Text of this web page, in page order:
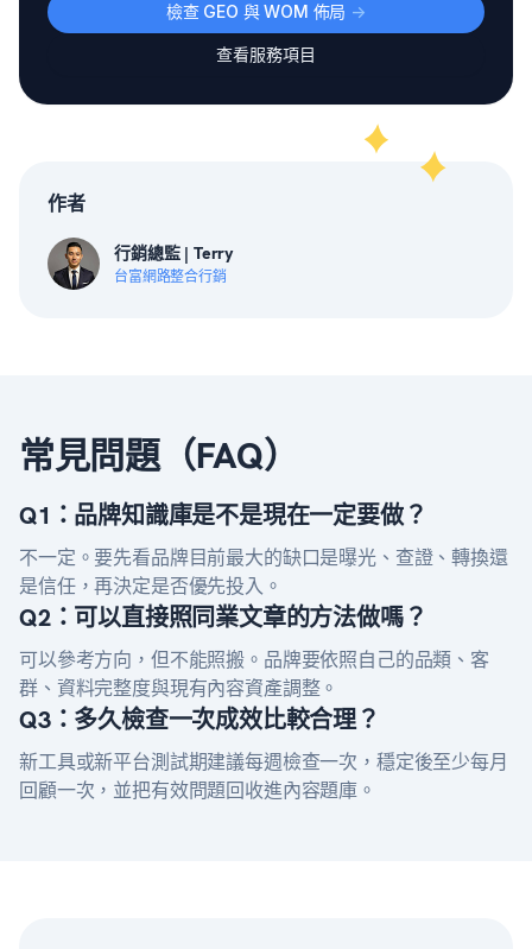
檢查 GEO 與 WOM 佈局 ->
查看服務項目
作者
行銷總監 | Terry
台富網路整合行銷
常見問題（FAQ）
Q1：品牌知識庫是不是現在一定要做？
不一定。要先看品牌目前最大的缺口是曝光、查證、轉換還
是信任，再決定是否優先投入。
Q2：可以直接照同業文章的方法做嗎？
可以參考方向，但不能照搬。品牌要依照自己的品類、客
群、資料完整度與現有內容資產調整。
Q3：多久檢查一次成效比較合理？
新工具或新平台測試期建議每週檢查一次，穩定後至少每月
回顧一次，並把有效問題回收進內容題庫。